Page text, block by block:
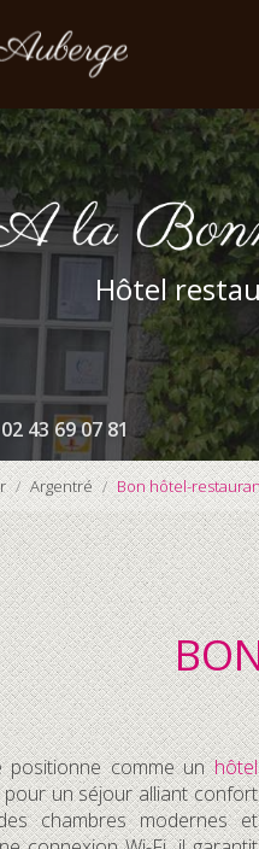
Hôtel
02 43 69 07 81
Argentré Bon hôtel-
comme unhôtel
un séjour alliant confort
chambres modernes et